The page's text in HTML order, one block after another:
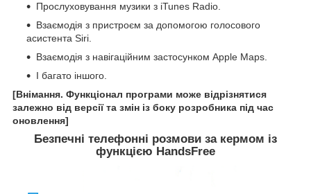
Прослуховування музики з iTunes Radio.
Взаємодія з пристроєм за допомогою голосового
асистента Siri.
Взаємодія з навігаційним застосунком Apple Maps.
І багато іншого.
[Внімання. Функціонал програми може відрізнятися
залежно від версії та змін із боку розробника під час
оновлення]
Безпечні телефонні розмови за кермом із
функцією HandsFree